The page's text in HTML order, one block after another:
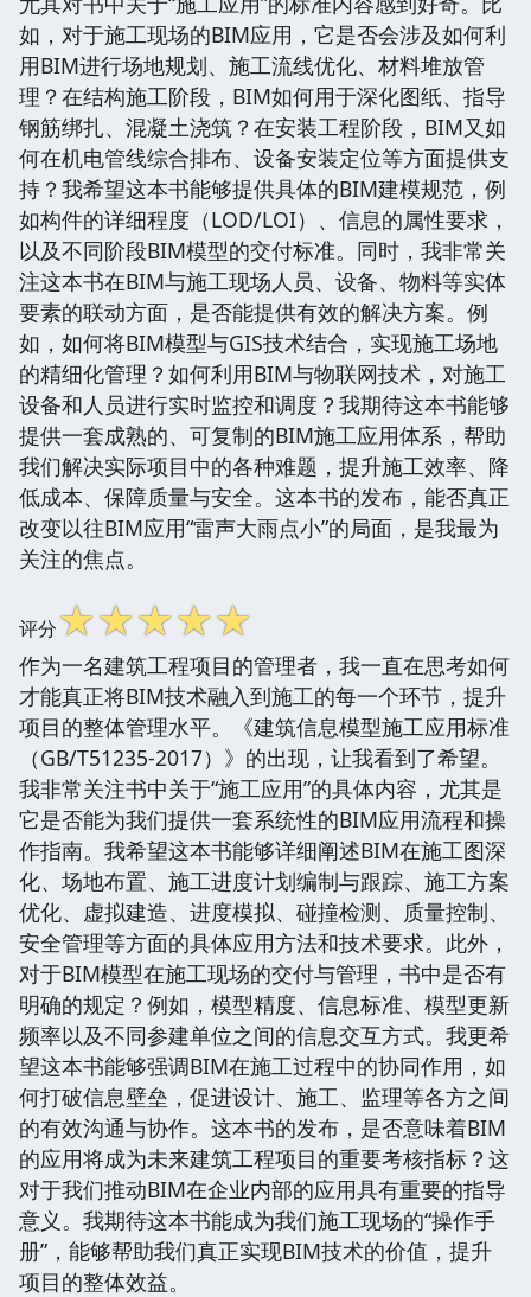
如，对于施工现场的BIM应用，它是否会涉及如何利
用BIM进行场地规划、施工流线优化、材料堆放管
理？在结构施工阶段，BIM如何用于深化图纸、指导
钢筋绑扎、混凝土浇筑？在安装工程阶段，BIM又如
何在机电管线综合排布、设备安装定位等方面提供支
持？我希望这本书能够提供具体的BIM建模规范，例
如构件的详细程度（LOD/LOI）、信息的属性要求，
以及不同阶段BIM模型的交付标准。同时，我非常关
注这本书在BIM与施工现场人员、设备、物料等实体
要素的联动方面，是否能提供有效的解决方案。例
如，如何将BIM模型与GIS技术结合，实现施工场地
的精细化管理？如何利用BIM与物联网技术，对施工
设备和人员进行实时监控和调度？我期待这本书能够
提供一套成熟的、可复制的BIM施工应用体系，帮助
我们解决实际项目中的各种难题，提升施工效率、降
低成本、保障质量与安全。这本书的发布，能否真正
改变以往BIM应用“雷声大雨点小”的局面，是我最为
关注的焦点。
评分☆☆☆☆☆
作为一名建筑工程项目的管理者，我一直在思考如何
才能真正将BIM技术融入到施工的每一个环节，提升
项目的整体管理水平。《建筑信息模型施工应用标准
（GB/T51235-2017）》的出现，让我看到了希望。
我非常关注书中关于“施工应用”的具体内容，尤其是
它是否能为我们提供一套系统性的BIM应用流程和操
作指南。我希望这本书能够详细阐述BIM在施工图深
化、场地布置、施工进度计划编制与跟踪、施工方案
优化、虚拟建造、进度模拟、碰撞检测、质量控制、
安全管理等方面的具体应用方法和技术要求。此外，
对于BIM模型在施工现场的交付与管理，书中是否有
明确的规定？例如，模型精度、信息标准、模型更新
频率以及不同参建单位之间的信息交互方式。我更希
望这本书能够强调BIM在施工过程中的协同作用，如
何打破信息壁垒，促进设计、施工、监理等各方之间
的有效沟通与协作。这本书的发布，是否意味着BIM
的应用将成为未来建筑工程项目的重要考核指标？这
对于我们推动BIM在企业内部的应用具有重要的指导
意义。我期待这本书能成为我们施工现场的“操作手
册”，能够帮助我们真正实现BIM技术的价值，提升
项目的整体效益。